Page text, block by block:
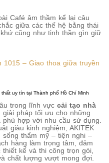
Café âm thầm kể lại câu
giữa các thế hệ bằng thái
cũng như tinh thần gìn giữ
1015 – Giao thoa giữa truyền
uy tín tại Thành phố Hồ Chí Minh
trong lĩnh vực cải tạo nhà
giải pháp tối ưu cho những
phù hợp với nhu cầu sử dụng.
giàu kinh nghiệm, AKITEK
thẩm mỹ – tiện nghi –
hàng làm trọng tâm, đảm
kế và thi công trọn gói,
chất lượng vượt mong đợi.